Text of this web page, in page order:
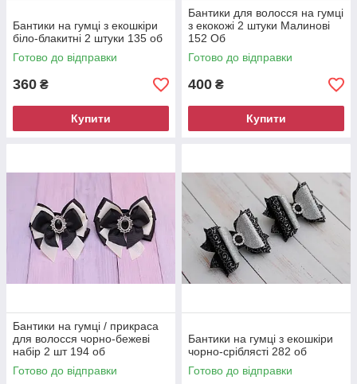
Бантики на гумці з екошкіри
біло-блакитні 2 штуки 135 об
Готово до відправки
360 ₴
Купити
Бантики для волосся на гумці
з екокожі 2 штуки Малинові
152 Об
Готово до відправки
400 ₴
Купити
Бантики на гумці / прикраса
для волосся чорно-бежеві
набір 2 шт 194 об
Готово до відправки
Бантики на гумці з екошкіри
чорно-сріблясті 282 об
Готово до відправки